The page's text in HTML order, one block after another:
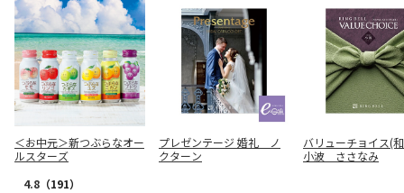
＜お中元＞新つぶらなオー
ルスターズ
4.8 （191）
プレゼンテージ 婚礼 ノ
クターン
バリューチョイス
小波 ささなみ